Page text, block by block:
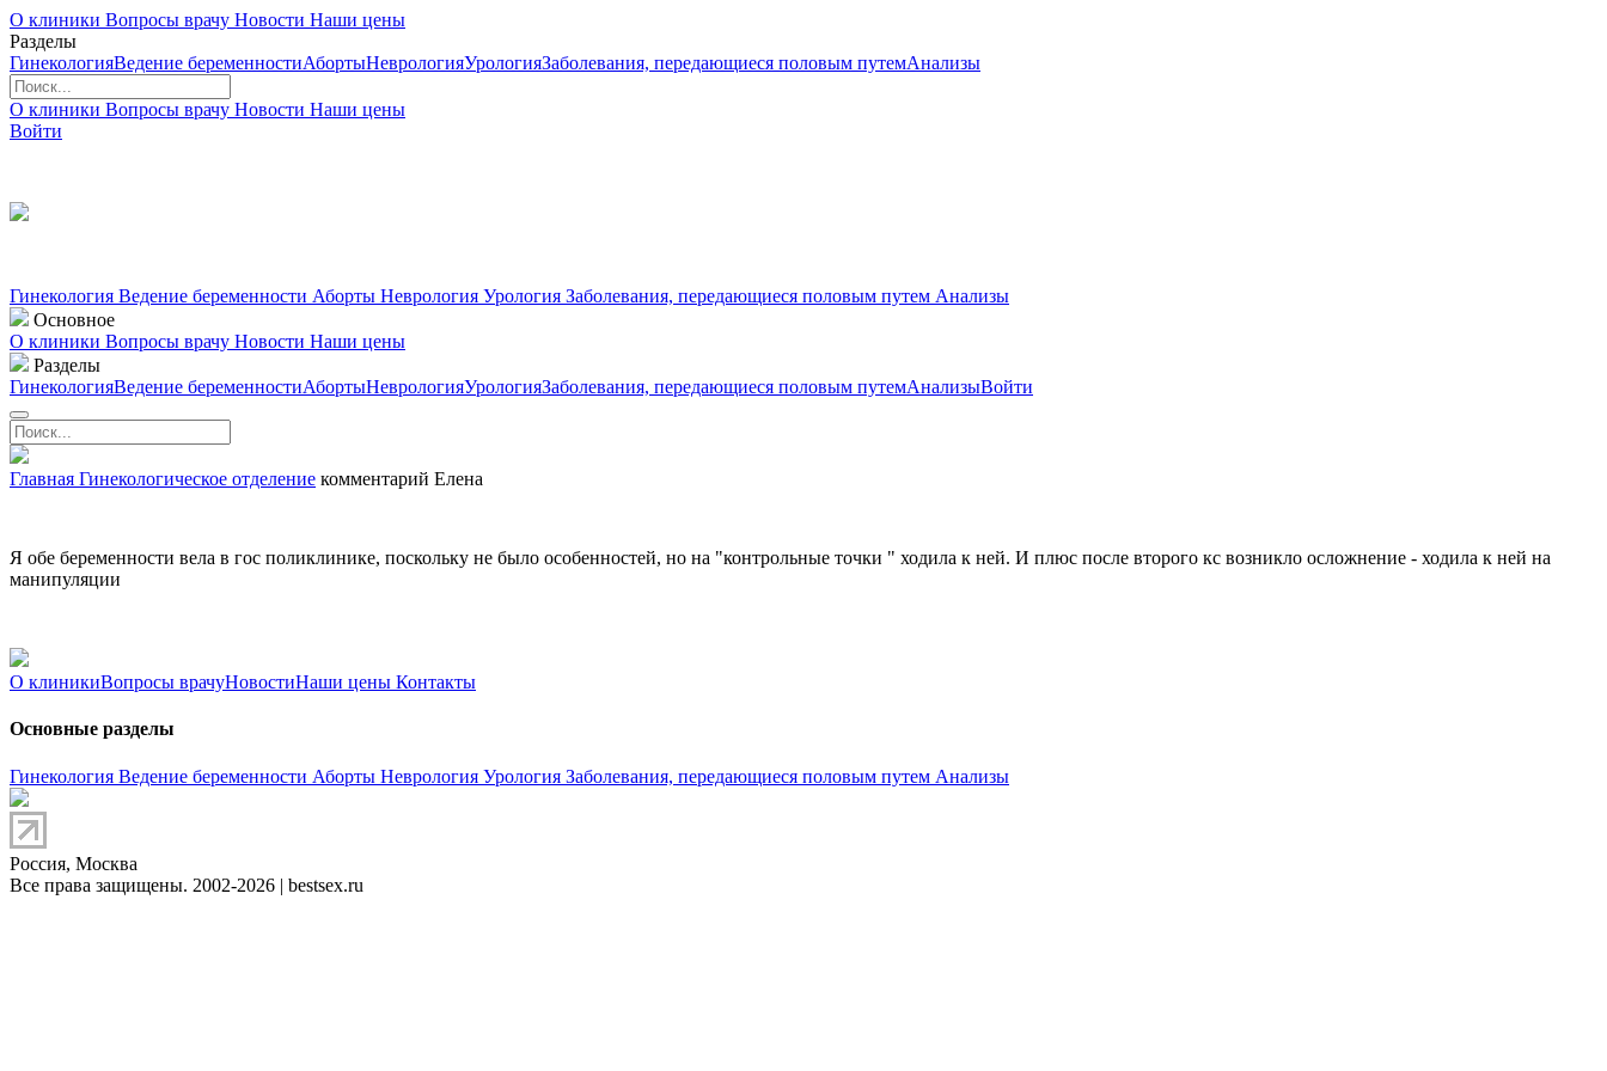
О клиники Вопросы врачу Новости Наши цены
Разделы
ГинекологияВедение беременностиАбортыНеврологияУрологияЗаболевания, передающиеся половым путемАнализы
О клиники Вопросы врачу Новости Наши цены
Войти
Гинекология Ведение беременности Аборты Неврология Урология Заболевания, передающиеся половым путем Анализы
Основное
О клиники Вопросы врачу Новости Наши цены
Разделы
ГинекологияВедение беременностиАбортыНеврологияУрологияЗаболевания, передающиеся половым путемАнализыВойти
Главная Гинекологическое отделение комментарий Елена
Я обе беременности вела в гос поликлинике, поскольку не было особенностей, но на "контрольные точки " ходила к ней. И плюс после второго кс возникло осложнение - ходила к ней на
манипуляции
О клиникиВопросы врачуНовостиНаши цены Контакты
Основные разделы
Гинекология Ведение беременности Аборты Неврология Урология Заболевания, передающиеся половым путем Анализы
Россия, Москва
Все права защищены. 2002-2026 | bestsex.ru